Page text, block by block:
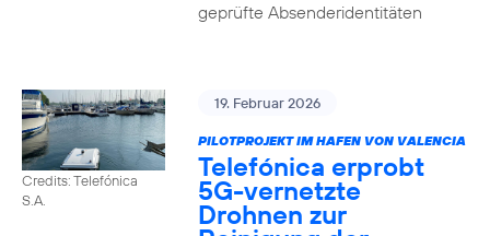
geprüfte Absenderidentitäten
Credits: Telefónica
S.A.
19. Februar 2026
PILOTPROJEKT IM HAFEN VON VALENCIA
Telefónica erprobt
5G-vernetzte
Drohnen zur